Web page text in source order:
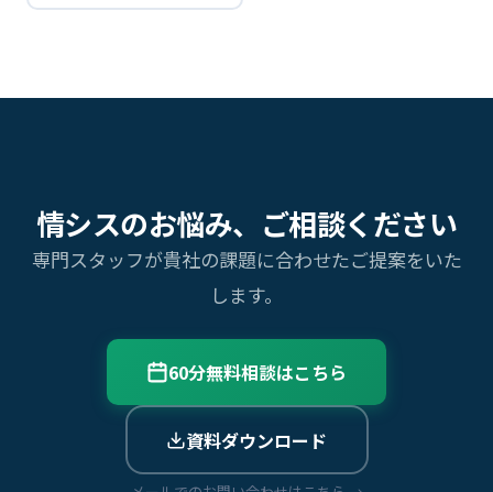
情シスのお悩み、ご相談ください
専門スタッフが貴社の課題に合わせたご提案をいた
します。
60分無料相談はこちら
資料ダウンロード